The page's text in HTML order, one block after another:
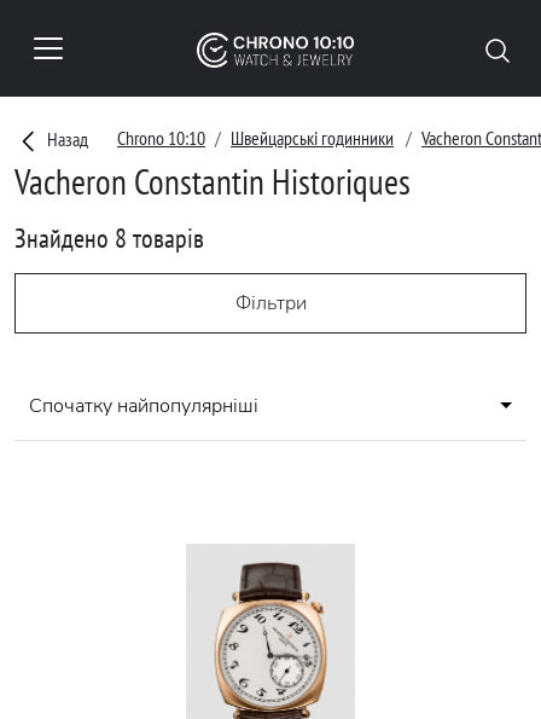
Назад Chrono 10:10 Швейцарські годинники Vacheron
Vacheron Constantin Historiques
Знайдено 8 товарів
Фільтри
Спочатку найпопулярніші